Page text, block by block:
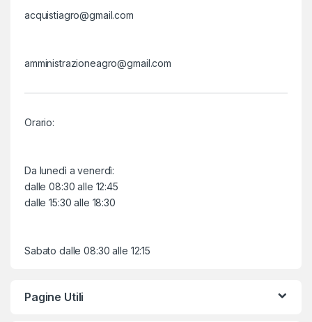
acquistiagro@gmail.com
amministrazioneagro@gmail.com
Orario:
Da lunedì a venerdì:
dalle 08:30 alle 12:45
dalle 15:30 alle 18:30
Sabato dalle 08:30 alle 12:15
Pagine Utili